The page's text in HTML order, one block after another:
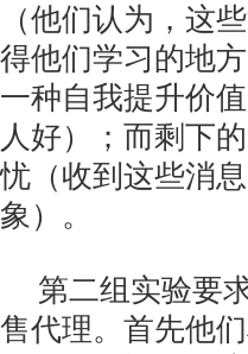
（他们认为，这
得他们学习的地
一种自我提升价
人好）；而剩下
忧（收到这些消
象）。
第二组实验要
售代理。首先他